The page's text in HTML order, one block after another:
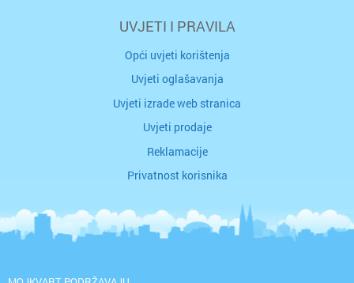
UVJETI I PRAVILA
Opći uvjeti korištenja
Uvjeti oglašavanja
Uvjeti izrade web stranica
Uvjeti prodaje
Reklamacije
Privatnost korisnika